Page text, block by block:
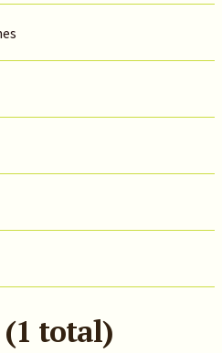
(1 total)